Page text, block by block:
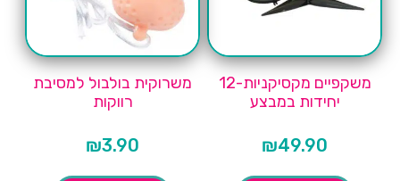
משקפיים מקסיקניות-12
יחידות במבצע
₪49.90
משרוקית בולבול למסיבת
רווקות
₪3.90